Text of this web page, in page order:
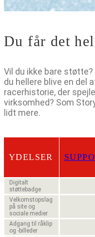
Du får det
Vil du ikke bare støtte?
du hellere blive en del
racerhistorie, der
virksomhed? Som
lidt mere.
YDELSER
Digitalt
støttebadge
Velkomstopslag
på site og
sociale medier
Adgang til råklip
og -billeder